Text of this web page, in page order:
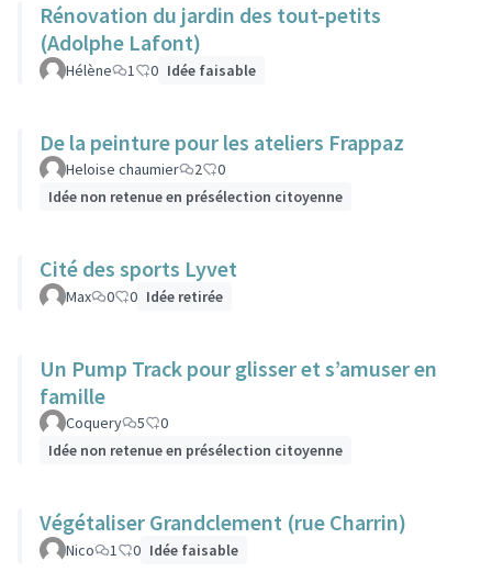
Rénovation du jardin des tout-petits
(Adolphe Lafont)
Hélène 1 0 Idée faisable
De la peinture pour les ateliers Frappaz
Heloise chaumier 2
0
Idée non retenue en présélection citoyenne
Cité des sports Lyvet
Max 0 0 Idée retirée
Un Pump Track pour glisser et s’amuser en
famille
Coquery 5
0
Idée non retenue en présélection citoyenne
Végétaliser Grandclement (rue Charrin)
Nico 1 0 Idée faisable